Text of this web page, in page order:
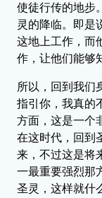
使徒行传的地步
灵的降临。即是
这地上工作，而
作，让他们能够
所以，回到我们
指引你，我真的
方面，这是一个
在这时代，回到
来，不过这是将
一最重要强烈那
圣灵，这样就什